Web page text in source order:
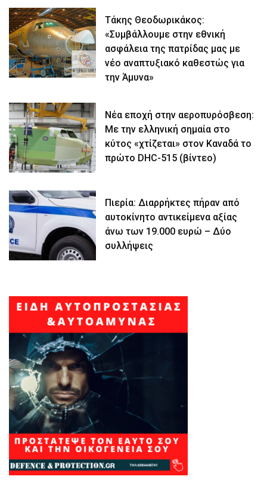
Τάκης Θεοδωρικάκος:
«Συμβάλλουμε στην εθνική
ασφάλεια της πατρίδας μας με
νέο αναπτυξιακό καθεστώς για
την Άμυνα»
Νέα εποχή στην αεροπυρόσβεση:
Με την ελληνική σημαία στο
κύτος «χτίζεται» στον Καναδά το
πρώτο DHC-515 (βίντεο)
Πιερία: Διαρρήκτες πήραν από
αυτοκίνητο αντικείμενα αξίας
άνω των 19.000 ευρώ – Δύο
συλλήψεις